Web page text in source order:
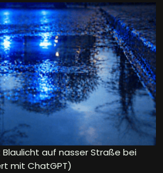
auf nasser Straße bei
mit ChatGPT)